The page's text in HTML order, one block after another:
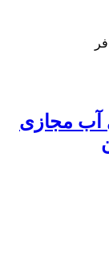
آب مجازی